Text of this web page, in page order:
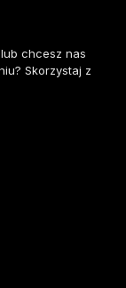
chcesz nas
Skorzystaj z